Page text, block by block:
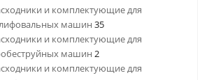
и комплектующие для
машин 35
и комплектующие для
машин 2
и комплектующие для